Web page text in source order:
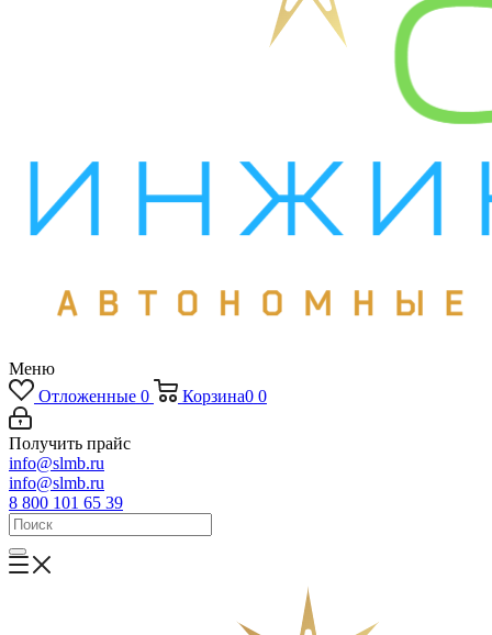
Меню
Отложенные 0 Корзина0 0
Получить прайс
info@slmb.ru
info@slmb.ru
8 800 101 65 39